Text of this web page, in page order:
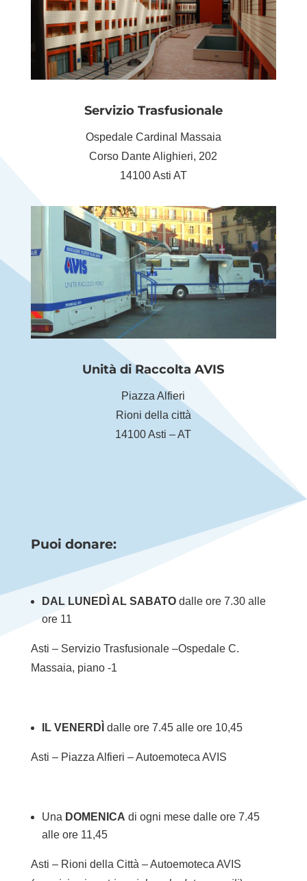
Servizio Trasfusionale
Ospedale Cardinal Massaia
Corso Dante Alighieri, 202
14100 Asti AT
Unità di Raccolta AVIS
Piazza Alfieri
Rioni della città
14100 Asti – AT
Puoi donare:
DAL LUNEDÌ AL SABATOdalle ore 7.30 alle
ore 11
Asti – Servizio Trasfusionale –Ospedale C.
Massaia, piano -1
IL VENERDÌ dalle ore 7.45 alle ore 10,45
Asti – Piazza Alfieri – Autoemoteca AVIS
Una DOMENICA di ogni mese dalle ore 7.45
alle ore 11,45
Asti – Rioni della Città – Autoemoteca AVIS